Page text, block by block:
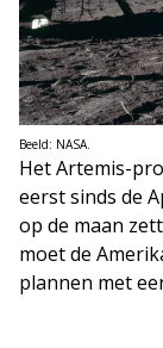
Beeld: NASA.
Het Artemis-
eerst sinds de
op de maan
moet de
plannen met